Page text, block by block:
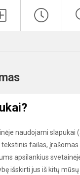
naudojami slapukai
failas, įrašomas
apsilankius
išskirti jus iš kitų